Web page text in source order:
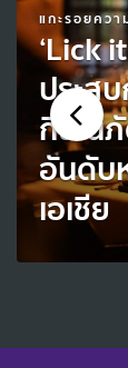
แกะรอยควา
‘Lick
ประส
กินใน
อันดับ
เอเชีย